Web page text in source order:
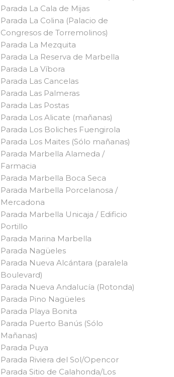
Parada La Cala de Mijas
Parada La Colina (Palacio de
Congresos de Torremolinos)
Parada La Mezquita
Parada La Reserva de Marbella
Parada La Víbora
Parada Las Cancelas
Parada Las Palmeras
Parada Las Postas
Parada Los Alicate (mañanas)
Parada Los Boliches Fuengirola
Parada Los Maites (Sólo mañanas)
Parada Marbella Alameda /
Farmacia
Parada Marbella Boca Seca
Parada Marbella Porcelanosa /
Mercadona
Parada Marbella Unicaja / Edificio
Portillo
Parada Marina Marbella
Parada Nagüeles
Parada Nueva Alcántara (paralela
Boulevard)
Parada Nueva Andalucía (Rotonda)
Parada Pino Nagüeles
Parada Playa Bonita
Parada Puerto Banús (Sólo
Mañanas)
Parada Puya
Parada Riviera del Sol/Opencor
Parada Sitio de Calahonda/Los